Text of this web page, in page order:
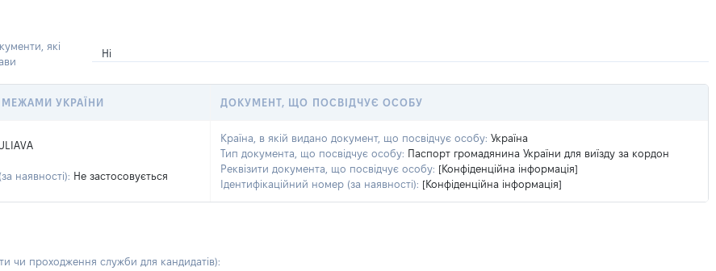
які
Ні
МЕЖАМИ УКРАЇНИ ДОКУМЕНТ, ЩО ПОСВІДЧУЄ ОСОБУ
наявності): Не застосовується
Країна, в якій видано документ, що посвідчує особу: Україна
Тип документа, що посвідчує особу: Паспорт громадянина України для виїзду за кордон
Реквізити документа, що посвідчує особу: [Конфіденційна інформація]
Ідентифікаційний номер (за наявності): [Конфіденційна інформація]
чи проходження служби для кандидатів):